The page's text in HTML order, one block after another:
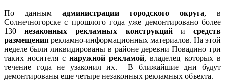
По данным администрации городского округа, в
Солнечногорске с прошлого года уже демонтировано более
130незаконных рекламных конструкцийисредств
размещения рекламно-информационных материалов. На этой
неделе были ликвидированы в районе деревни Повадино три
таких носителя с наружной рекламой, владелец которых в
течение года не узаконил их. В ближайшие дни будут
демонтированы еще четыре незаконных рекламных объекта.